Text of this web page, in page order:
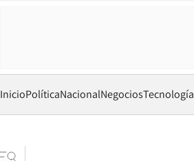
InicioPolíticaNacionalNegociosTecnología